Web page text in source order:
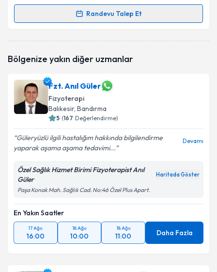
Randevu Talep Et
Randevu Takvimi Talebi
oluşturun. Size bu uzmandan randevu almanız için bir
E-posta Adresiniz
Kişisel verilerimin işlenmesine ilişkinAydınlatma
Metni'ni okudum ve kişisel verilerimin belirtilen
Takvim Talebini Gönder
Bölgenize yakın diğer uzmanlar
Fzt. Anıl Güler
Fizyoterapi
Balıkesir, Bandırma
5 (167 Değerlendirme)
Güleryüzlü ilgili hastalığım hakkında bilgilendirme
yaparak aşama aşama tedavimi...
Devamı
Özel Sağlık Hizmet Birimi Fizyoterapist Anıl
Güler
Haritada Göster
Paşa Konak Mah. Sağlık Cad. No:46 Özel Plus Apart.
En Yakın Saatler
17 Ağu
16:00
18 Ağu
10:00
18 Ağu
11:00 Daha Fazla